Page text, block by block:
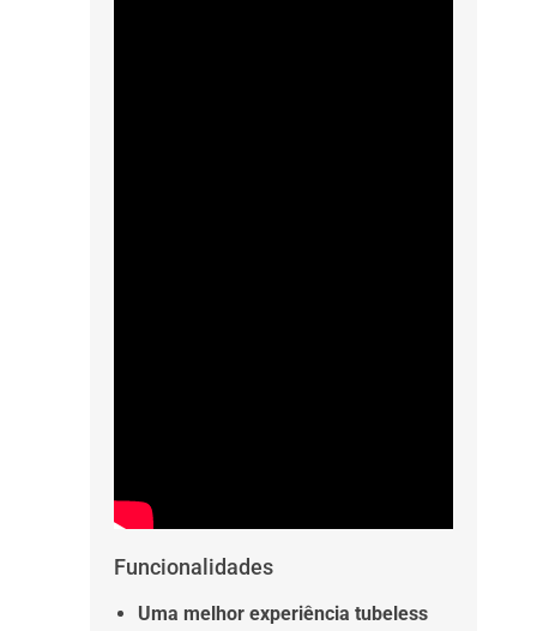
Funcionalidades
Uma melhor experiência tubeless